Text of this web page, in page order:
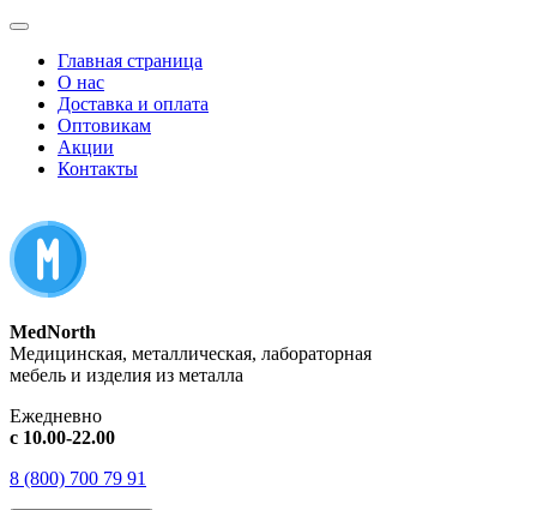
Главная страница
О нас
Доставка и оплата
Оптовикам
Акции
Контакты
MedNorth
Медицинская, металлическая, лабораторная
мебель и изделия из металла
Ежедневно
с 10.00-22.00
8 (800) 700 79 91